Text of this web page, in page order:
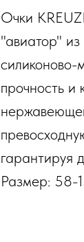
Очки
"авиатор"
силиконово-
прочность и
гарантируя
Размер: 58-